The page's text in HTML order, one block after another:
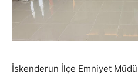
İskenderun İlçe Emniyet